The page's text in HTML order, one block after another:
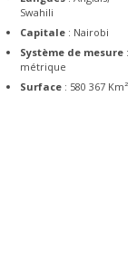
Swahili
Capitale : Nairobi
Système de mesure :
métrique
Surface : 580 367 Km²